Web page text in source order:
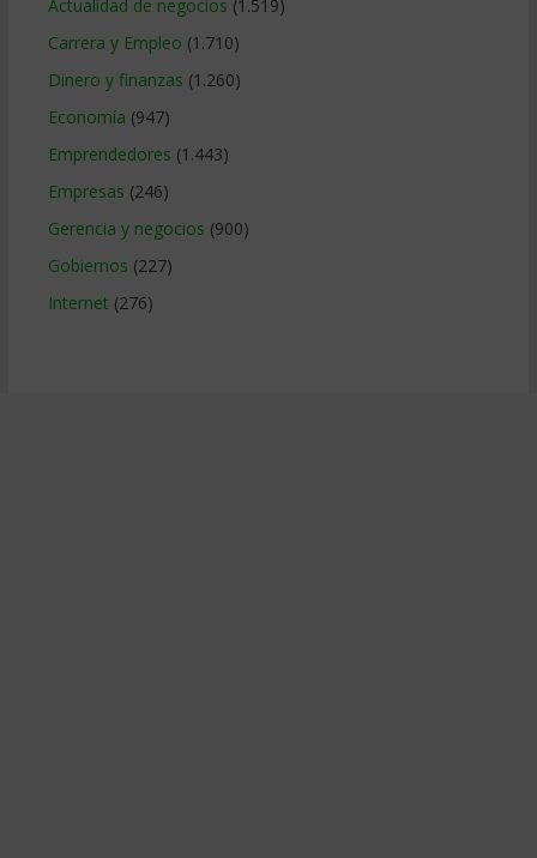
Actualidad de negocios (1.519)
Carrera y Empleo (1.710)
Dinero y finanzas (1.260)
Economía (947)
Emprendedores (1.443)
Empresas (246)
Gerencia y negocios (900)
Gobiernos (227)
Internet (276)